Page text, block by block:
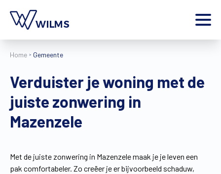
Home
Producten
Inspiratie
Extra
Jobs
Home Gemeente
Verduister je woning met de
juiste zonwering in
Mazenzele
Met de juiste zonwering in Mazenzele maak je je leven een
pak comfortabeler. Zo creëer je er bijvoorbeeld schaduw,